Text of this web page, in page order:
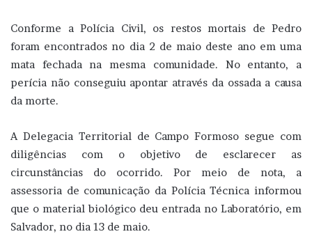
Conforme a Polícia Civil, os restos mortais de Pedro
foram encontrados no dia 2 de maio deste ano em uma
mata fechada na mesma comunidade. No entanto, a
perícia não conseguiu apontar através da ossada a causa
da morte.
A Delegacia Territorial de Campo Formoso segue com
diligências com o objetivo de esclarecer as
circunstâncias do ocorrido. Por meio de nota, a
assessoria de comunicação da Polícia Técnica informou
que o material biológico deu entrada no Laboratório, em
Salvador, no dia 13 de maio.